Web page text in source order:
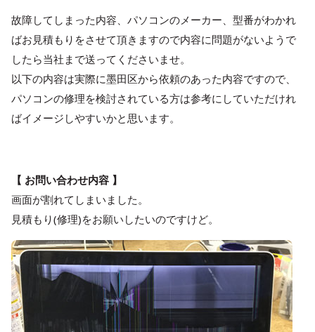
故障してしまった内容、パソコンのメーカー、型番がわかれ
ばお見積もりをさせて頂きますので内容に問題がないようで
したら当社まで送ってくださいませ。
以下の内容は実際に墨田区から依頼のあった内容ですので、
パソコンの修理を検討されている方は参考にしていただけれ
ばイメージしやすいかと思います。
【 お問い合わせ内容 】
画面が割れてしまいました。
見積もり(修理)をお願いしたいのですけど。